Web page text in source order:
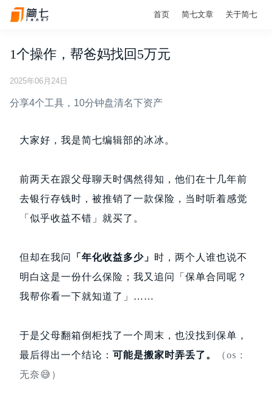
首页 简七文章 关于简七
1个操作，帮爸妈找回5万元
2025年06月24日
分享4个工具，10分钟盘清名下资产
大家好，我是简七编辑部的冰冰。
前两天在跟父母聊天时偶然得知，他们在十几年前
去银行存钱时，被推销了一款保险，当时听着感觉
「似乎收益不错」就买了。
但却在我问 「年化收益多少」 时，两个人谁也说不
明白这是一份什么保险；我又追问「保单合同呢？
我帮你看一下就知道了」……
于是父母翻箱倒柜找了一个周末，也没找到保单，
最后得出一个结论： 可能是搬家时弄丢了。
（os：
无奈😅 ）